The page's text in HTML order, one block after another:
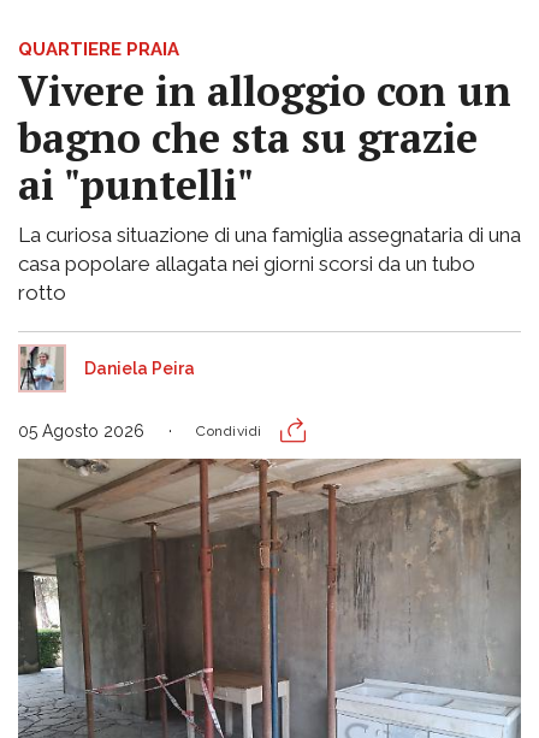
QUARTIERE PRAIA
Vivere in alloggio con un
bagno che sta su grazie
ai "puntelli"
La curiosa situazione di una famiglia assegnataria di una
casa popolare allagata nei giorni scorsi da un tubo
rotto
Daniela Peira
05 Agosto 2026 Condividi